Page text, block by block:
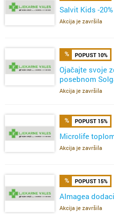
Salvit Kids -20%
Akcija je završila
POPUST 10%
Ojačajte svoje
posebnom
Akcija je završila
POPUST 15%
Microlife
Akcija je završila
POPUST 15%
Almagea
Akcija je završila